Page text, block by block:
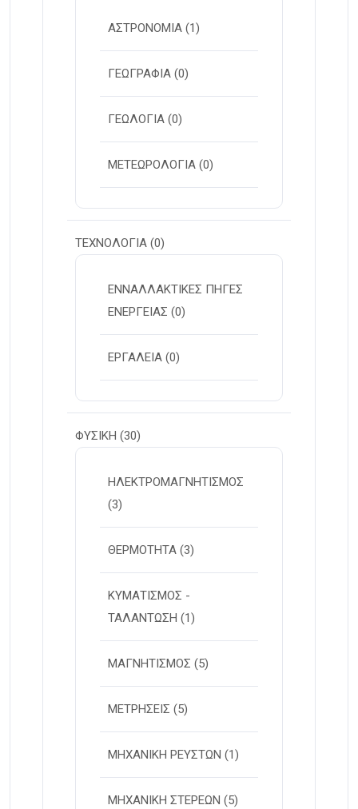
ΑΣΤΡΟΝΟΜΙΑ (1)
ΓΕΩΓΡΑΦΙΑ (0)
ΓΕΩΛΟΓΙΑ (0)
ΜΕΤΕΩΡΟΛΟΓΙΑ (0)
ΤΕΧΝΟΛΟΓΙΑ (0)
ΕΝΝΑΛΛΑΚΤΙΚΕΣ ΠΗΓΕΣ
ΕΝΕΡΓΕΙΑΣ (0)
ΕΡΓΑΛΕΙΑ (0)
ΦΥΣΙΚΗ (30)
ΗΛΕΚΤΡΟΜΑΓΝΗΤΙΣΜΟΣ
(3)
ΘΕΡΜΟΤΗΤΑ (3)
ΚΥΜΑΤΙΣΜΟΣ -
ΤΑΛΑΝΤΩΣΗ (1)
ΜΑΓΝΗΤΙΣΜΟΣ (5)
ΜΕΤΡΗΣΕΙΣ (5)
ΜΗΧΑΝΙΚΗ ΡΕΥΣΤΩΝ (1)
ΜΗΧΑΝΙΚΗ ΣΤΕΡΕΩΝ (5)